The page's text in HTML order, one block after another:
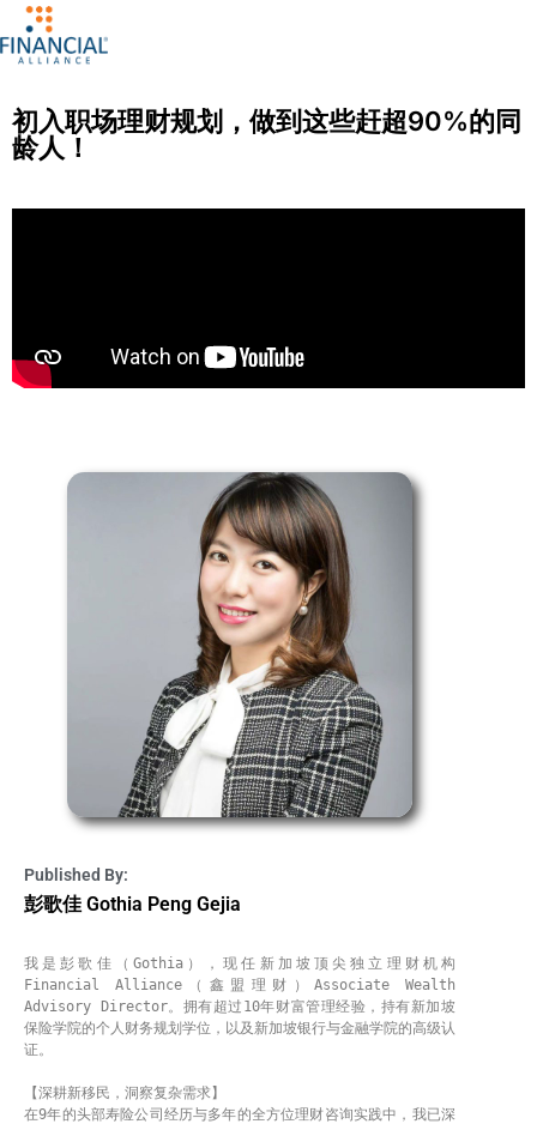
初入职场理财规划，做到这些赶超90%的同
龄人！
Published By:
彭歌佳 Gothia Peng Gejia
我是彭歌佳（Gothia），现任新加坡顶尖独立理财机构
Financial Alliance（鑫盟理财）Associate Wealth
Advisory Director。拥有超过10年财富管理经验，持有新加坡
保险学院的个人财务规划学位，以及新加坡银行与金融学院的高级认
证。
【深耕新移民，洞察复杂需求】
在9年的头部寿险公司经历与多年的全方位理财咨询实践中，我已深